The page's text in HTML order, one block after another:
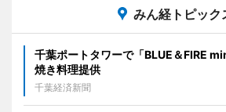
みん経トピック
千葉ポートタワーで「BLUE＆FIRE
焼き料理提供
千葉経済新聞